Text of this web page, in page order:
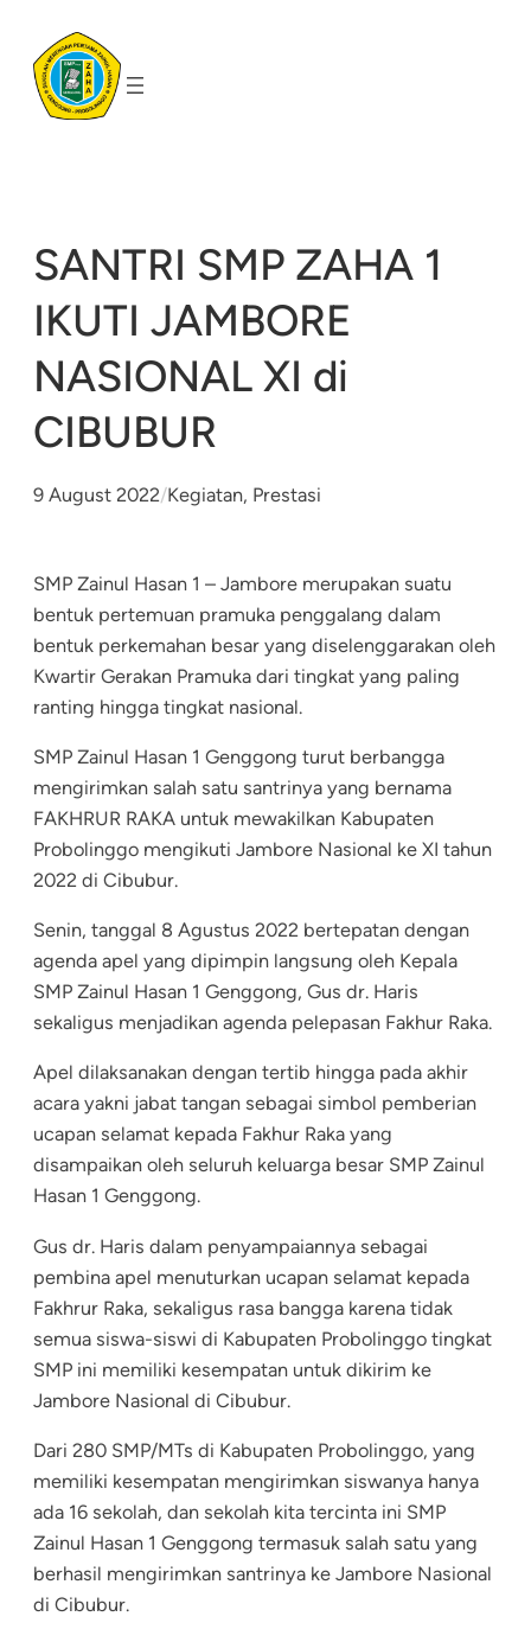
content
SANTRI SMP ZAHA 1
IKUTI JAMBORE
NASIONAL XI di
CIBUBUR
9 August 2022/Kegiatan, Prestasi
SMP Zainul Hasan 1 – Jambore merupakan suatu
bentuk pertemuan pramuka penggalang dalam
bentuk perkemahan besar yang diselenggarakan oleh
Kwartir Gerakan Pramuka dari tingkat yang paling
ranting hingga tingkat nasional.
SMP Zainul Hasan 1 Genggong turut berbangga
mengirimkan salah satu santrinya yang bernama
FAKHRUR RAKA untuk mewakilkan Kabupaten
Probolinggo mengikuti Jambore Nasional ke XI tahun
2022 di Cibubur.
Senin, tanggal 8 Agustus 2022 bertepatan dengan
agenda apel yang dipimpin langsung oleh Kepala
SMP Zainul Hasan 1 Genggong, Gus dr. Haris
sekaligus menjadikan agenda pelepasan Fakhur Raka.
Apel dilaksanakan dengan tertib hingga pada akhir
acara yakni jabat tangan sebagai simbol pemberian
ucapan selamat kepada Fakhur Raka yang
disampaikan oleh seluruh keluarga besar SMP Zainul
Hasan 1 Genggong.
Gus dr. Haris dalam penyampaiannya sebagai
pembina apel menuturkan ucapan selamat kepada
Fakhrur Raka, sekaligus rasa bangga karena tidak
semua siswa-siswi di Kabupaten Probolinggo tingkat
SMP ini memiliki kesempatan untuk dikirim ke
Jambore Nasional di Cibubur.
Dari 280 SMP/MTs di Kabupaten Probolinggo, yang
memiliki kesempatan mengirimkan siswanya hanya
ada 16 sekolah, dan sekolah kita tercinta ini SMP
Zainul Hasan 1 Genggong termasuk salah satu yang
berhasil mengirimkan santrinya ke Jambore Nasional
di Cibubur.